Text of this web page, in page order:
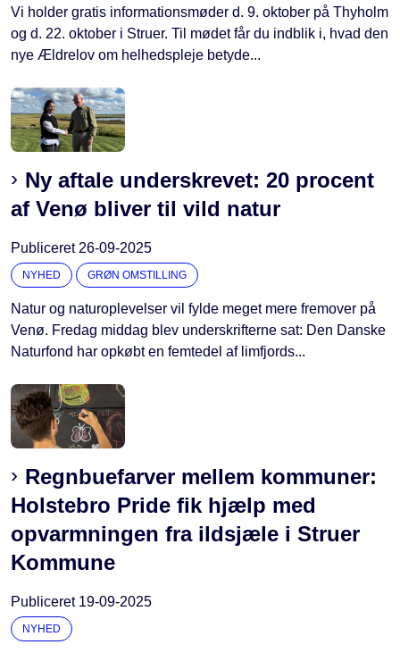
Vi holder gratis informationsmøder d. 9. oktober på Thyholm
og d. 22. oktober i Struer. Til mødet får du indblik i, hvad den
nye Ældrelov om helhedspleje betyde...
Ny aftale underskrevet: 20 procent
af Venø bliver til vild natur
Publiceret 26-09-2025
NYHED GRØN OMSTILLING
Natur og naturoplevelser vil fylde meget mere fremover på
Venø. Fredag middag blev underskrifterne sat: Den Danske
Naturfond har opkøbt en femtedel af limfjords...
Regnbuefarver mellem kommuner:
Holstebro Pride fik hjælp med
opvarmningen fra ildsjæle i Struer
Kommune
Publiceret 19-09-2025
NYHED